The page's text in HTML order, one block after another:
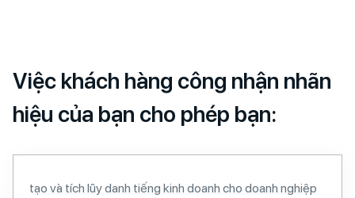
Việc khách hàng công nhận nhãn
hiệu của bạn cho phép bạn:
tạo và tích lũy danh tiếng kinh doanh cho doanh nghiệp